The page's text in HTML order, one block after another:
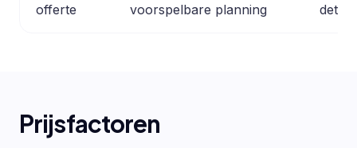
offerte
voorspelbare planning
Prijsfactoren